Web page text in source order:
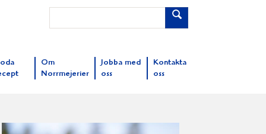
Om
Norrmejerier
Jobba med
oss
Kontakta
oss